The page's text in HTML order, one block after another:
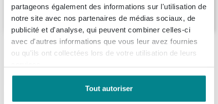
partageons également des informations sur l'utilisation de
notre site avec nos partenaires de médias sociaux, de
publicité et d'analyse, qui peuvent combiner celles-ci
avec d'autres informations que vous leur avez fournies
ou qu'ils ont collectées lors de votre utilisation de leurs
Tout autoriser
533,
Description
INK meuble sous-lavabo 80x45x52cm 2
tiroirs sans poignées avec finition à 45
Spécifications
Numéro d'article
SW157920